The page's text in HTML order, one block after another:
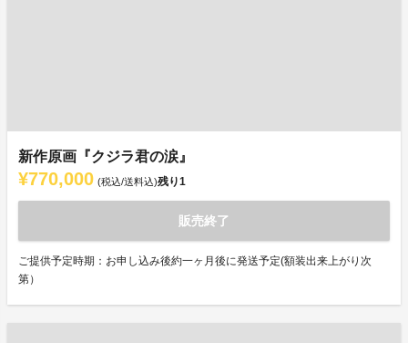
新作原画『クジラ君の涙』
¥770,000 (税込/送料込)残り1
販売終了
ご提供予定時期：お申し込み後約一ヶ月後に発送予定(額装出来上がり次
第）